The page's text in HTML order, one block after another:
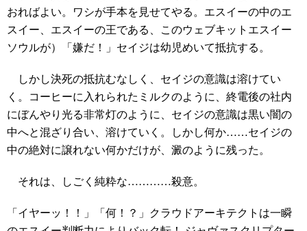
おればよい。ワシが手本を見せてやる。エスイーの中のエ
スイー、エスイーの王である、このウェブキットエスイー
ソウルが）「嫌だ！」セイジは幼児めいて抵抗する。
しかし決死の抵抗むなしく、セイジの意識は溶けてい
く。コーヒーに入れられたミルクのように、終電後の社内
にぼんやり光る非常灯のように、セイジの意識は黒い闇の
中へと混ざり合い、溶けていく。しかし何か……セイジの
中の絶対に譲れない何かだけが、澱のように残った。
それは、しごく純粋な…………殺意。
「イヤーッ！！」「何！？」クラウドアーキテクトは一瞬